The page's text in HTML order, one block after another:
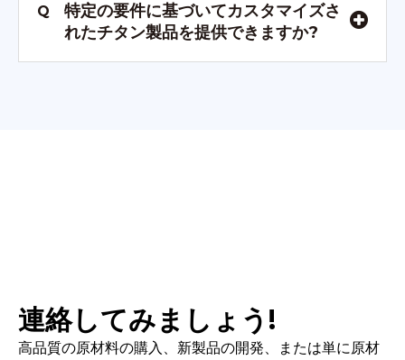
Q
特定の要件に基づいてカスタマイズさ
れたチタン製品を提供できますか?
連絡してみましょう!
高品質の原材料の購入、新製品の開発、または単に原材